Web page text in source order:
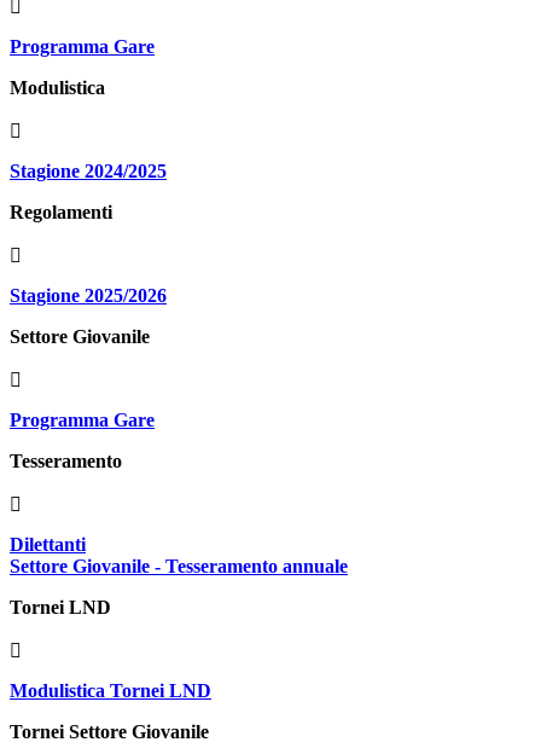
Programma Gare
Modulistica
Stagione 2024/2025
Regolamenti
Stagione 2025/2026
Settore Giovanile
Programma Gare
Tesseramento
Dilettanti
Settore Giovanile - Tesseramento annuale
Tornei LND
Modulistica Tornei LND
Tornei Settore Giovanile